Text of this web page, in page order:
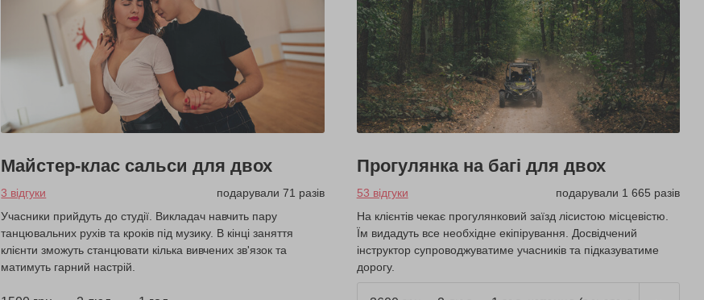
Майстер-клас сальси для двох
3 відгуки
подарували 71 разів
Учасники прийдуть до студії. Викладач навчить пару
танцювальних рухів та кроків під музику. В кінці заняття
клієнти зможуть станцювати кілька вивчених зв'язок та
матимуть гарний настрій.
Прогулянка на багі для двох
53 відгуки
подарували 1 665 разів
На клієнтів чекає прогулянковий заїзд лісистою місцевістю.
Їм видадуть все необхідне екіпірування. Досвідчений
інструктор супроводжуватиме учасників та підказуватиме
дорогу.